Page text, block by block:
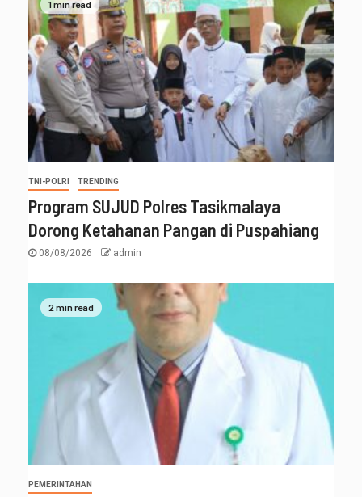
1 min read
TNI-POLRI TRENDING
Program SUJUD Polres Tasikmalaya
Dorong Ketahanan Pangan di Puspahiang
08/08/2026 admin
2 min read
PEMERINTAHAN